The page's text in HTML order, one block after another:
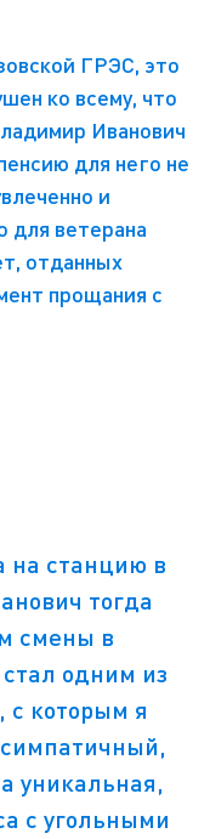
ГРЭС, это
ко всему, что
Иванович
для него не
и
для ветерана
отданных
прощания с
на станцию в
тогда
смены в
одним из
с которым я
уникальная,
с угольными